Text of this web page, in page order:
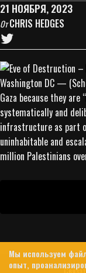
21 НОЯБРЯ, 2023
ОтCHRIS HEDGES
Washington DC —
Gaza because they
systematically and
infrastructure as part
uninhabitable and
million Palestinians
Мы используем
опыт,